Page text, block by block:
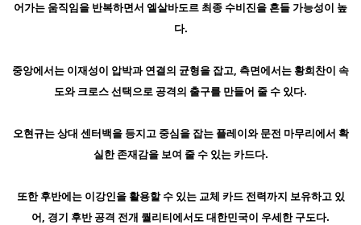
어가는 움직임을 반복하면서 엘살바도르 최종 수비진을 흔들 가능성이 높
다.
중앙에서는 이재성이 압박과 연결의 균형을 잡고, 측면에서는 황희찬이 속
도와 크로스 선택으로 공격의 출구를 만들어 줄 수 있다.
오현규는 상대 센터백을 등지고 중심을 잡는 플레이와 문전 마무리에서 확
실한 존재감을 보여 줄 수 있는 카드다.
또한 후반에는 이강인을 활용할 수 있는 교체 카드 전력까지 보유하고 있
어, 경기 후반 공격 전개 퀄리티에서도 대한민국이 우세한 구도다.